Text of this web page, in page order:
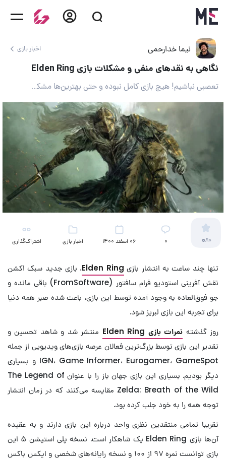
نیما خدارحمی اخبار بازی
نگاهی به نقدهای منفی و مشکلات بازی Elden Ring
تعصبی نباشیم! هیچ بازی کامل نبوده و حتی بهترین‌ها مشکلاتی دارند!
0/10 ۰ 06 اسفند 1400 اخبار بازی اشتراک‌گذاری
تنها چند ساعت به انتشار بازی Elden Ring، بازی جدید سبک اکشن
نقش آفرینی استودیو فرام سافتور (FromSoftware) باقی مانده و
جو فوق‌العاده به وجود آمده توسط این بازی، باعث شده صبر همه دنیا
برای تجربه این بازی لبریز شود.
روز گذشته نمرات بازی Elden Ring
منتشر شد و شاهد تحسین و
تقدیر این بازی توسط بزرگ‌ترین فعالان عرصه بازی‌های ویدیویی از جمله
IGN، Game Informer، Eurogamer، GameSpot و بسیاری
دیگر بودیم. بسیاری این بازی جهان باز را با عنوان The Legend of
Zelda: Breath of the Wild مقایسه می‌کنند که در زمان انتشار
توجه همه را به خود جلب کرده بود.
تقریبا تمامی منتقدین نظری واحد درباره این بازی دارند و به عقیده
آن‌ها بازی Elden Ring یک شاهکار است. نسخه پلی استیشن ۵ این
بازی توانست نمره ۹۷ از ۱۰۰ و نسخه رایانه‌های شخصی و ایکس باکس